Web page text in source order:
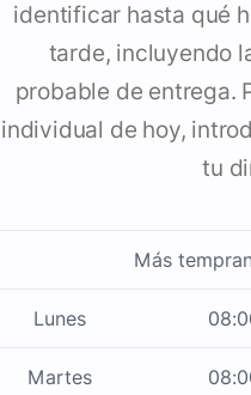
identificar hasta qué
tarde, incluyendo
probable de entrega.
individual de hoy,
tu
Más
Lunes
Martes